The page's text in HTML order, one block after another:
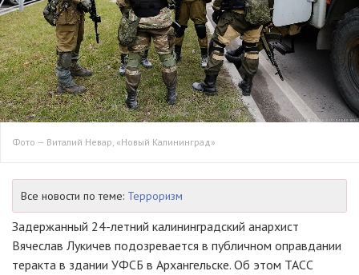
Фото — Виталий Невар, «Новый Калининград»
Все новости по теме: Терроризм
Задержанный 24-летний калининградский анархист
Вячеслав Лукичев подозревается в публичном оправдании
теракта в здании УФСБ в Архангельске. Об этом ТАСС